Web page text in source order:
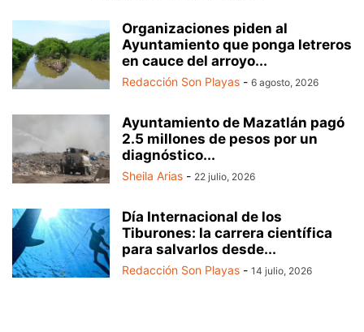
Organizaciones piden al
Ayuntamiento que ponga letreros
en cauce del arroyo...
Redacción Son Playas - 6 agosto, 2026
Ayuntamiento de Mazatlán pagó
2.5 millones de pesos por un
diagnóstico...
Sheila Arias - 22 julio, 2026
Día Internacional de los
Tiburones: la carrera científica
para salvarlos desde...
Redacción Son Playas - 14 julio, 2026